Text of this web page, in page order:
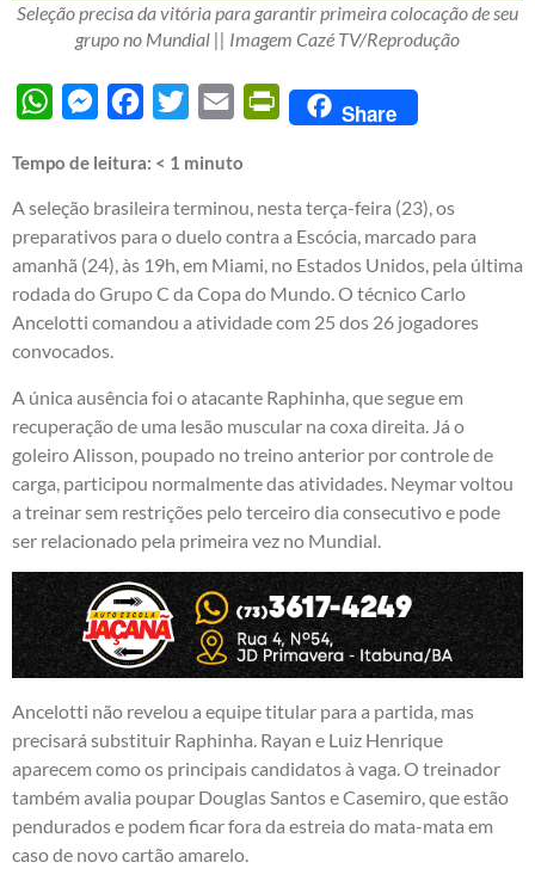
Seleção precisa da vitória para garantir primeira colocação de seu
grupo no Mundial || Imagem Cazé TV/Reprodução
WhatsAppMessengerFacebook
Twitter Email PrintFriendly
Share
Tempo de leitura: < 1 minuto
A seleção brasileira terminou, nesta terça-feira (23), os
preparativos para o duelo contra a Escócia, marcado para
amanhã (24), às 19h, em Miami, no Estados Unidos, pela última
rodada do Grupo C da Copa do Mundo. O técnico Carlo
Ancelotti comandou a atividade com 25 dos 26 jogadores
convocados.
A única ausência foi o atacante Raphinha, que segue em
recuperação de uma lesão muscular na coxa direita. Já o
goleiro Alisson, poupado no treino anterior por controle de
carga, participou normalmente das atividades. Neymar voltou
a treinar sem restrições pelo terceiro dia consecutivo e pode
ser relacionado pela primeira vez no Mundial.
Ancelotti não revelou a equipe titular para a partida, mas
precisará substituir Raphinha. Rayan e Luiz Henrique
aparecem como os principais candidatos à vaga. O treinador
também avalia poupar Douglas Santos e Casemiro, que estão
pendurados e podem ficar fora da estreia do mata-mata em
caso de novo cartão amarelo.